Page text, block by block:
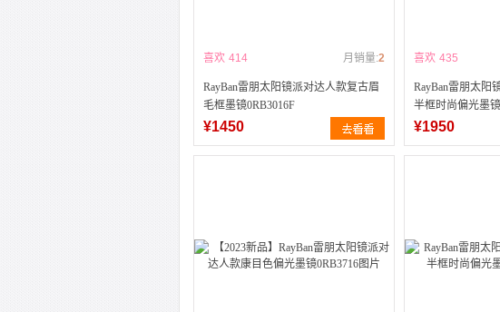
喜欢 414 月销量:2
RayBan雷朋太阳镜派对达人款复古眉
毛框墨镜0RB3016F
¥1450
喜欢 435
RayBan雷朋太阳
半框时尚偏光墨
¥1950